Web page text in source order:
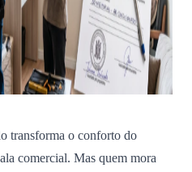
transforma o conforto do
comercial. Mas quem mora